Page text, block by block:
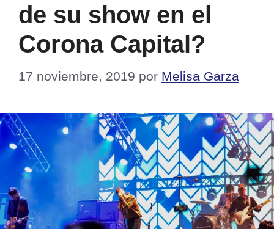
de su show en el
Corona Capital?
17 noviembre, 2019 por Melisa Garza